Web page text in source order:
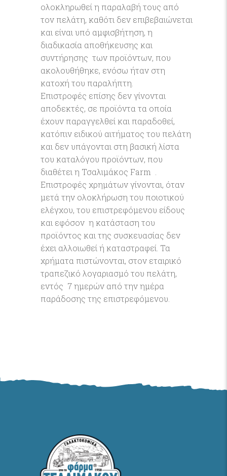
ολοκληρωθεί η παραλαβή τους από
τον πελάτη, καθότι δεν επιβεβαιώνεται
και είναι υπό αμφισβήτηση, η
διαδικασία αποθήκευσης και
συντήρησης των προϊόντων, που
ακολουθήθηκε, ενόσω ήταν στη
κατοχή του παραλήπτη.
Επιστροφές επίσης δεν γίνονται
αποδεκτές, σε προϊόντα τα οποία
έχουν παραγγελθεί και παραδοθεί,
κατόπιν ειδικού αιτήματος του πελάτη
και δεν υπάγονται στη βασική λίστα
του καταλόγου προϊόντων, που
διαθέτει η Τσαλιμάκος Farm .
Επιστροφές χρημάτων γίνονται, όταν
μετά την ολοκλήρωση του ποιοτικού
ελέγχου, του επιστρεφόμενου είδους
και εφόσον η κατάσταση του
προϊόντος και της συσκευασίας δεν
έχει αλλοιωθεί ή καταστραφεί. Τα
χρήματα πιστώνονται, στον εταιρικό
τραπεζικό λογαριασμό του πελάτη,
εντός 7 ημερών από την ημέρα
παράδοσης της επιστρεφόμενου.